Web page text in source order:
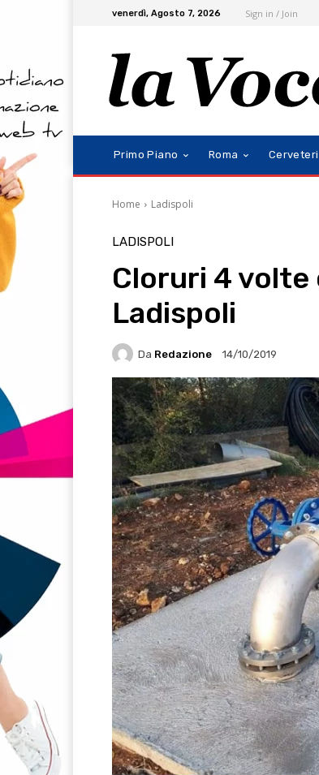
venerdì, Agosto 7, 2026 Sign in / Join
Primo Piano Roma Cerveteri
Home Ladispoli
LADISPOLI
Cloruri 4 volte
Ladispoli
Da Redazione 14/10/2019